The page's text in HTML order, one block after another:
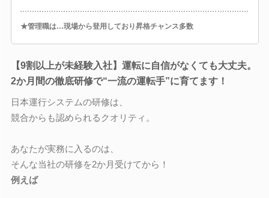
★管理職は…現場から登用しており昇格チャンス多数
【9割以上が未経験入社】運転に自信がなくても大丈夫。
2か月間の徹底研修で“一流の運転手”に育てます！
日本運行システムの研修は、
競合からも認められるクオリティ。
あなたが実務に入るのは、
そんな当社の研修を2か月受けてから！
例えば